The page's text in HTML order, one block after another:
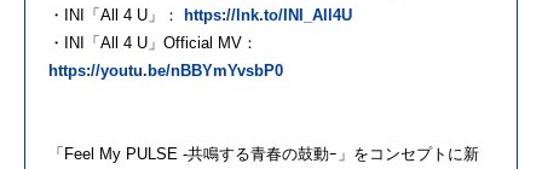
・INI「All 4 U」： https://lnk.to/INI_All4U
・INI「All 4 U」Official MV：
https://youtu.be/nBBYmYvsbP0
「Feel My PULSE -共鳴する青春の鼓動ｰ」をコンセプトに新